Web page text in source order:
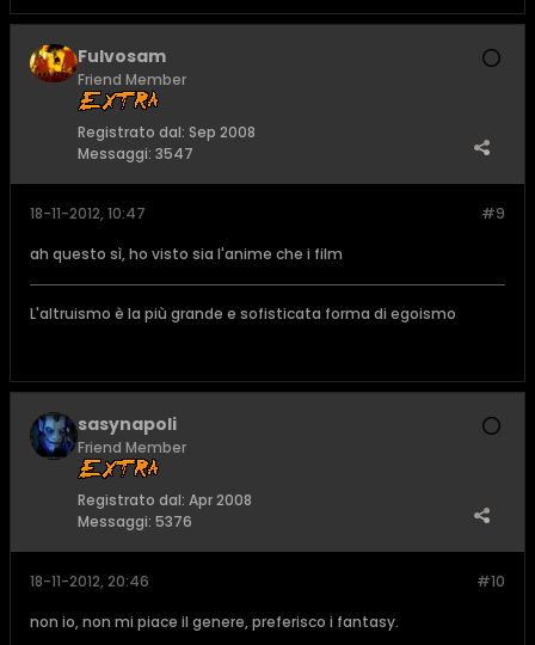
Fulvosam
Friend Member
Registrato dal: Sep 2008
Messaggi: 3547
#9
18-11-2012, 10:47
ah questo sì, ho visto sia l'anime che i film
L'altruismo è la più grande e sofisticata forma di egoismo
sasynapoli
Friend Member
Registrato dal: Apr 2008
Messaggi: 5376
#10
18-11-2012, 20:46
non io, non mi piace il genere, preferisco i fantasy.